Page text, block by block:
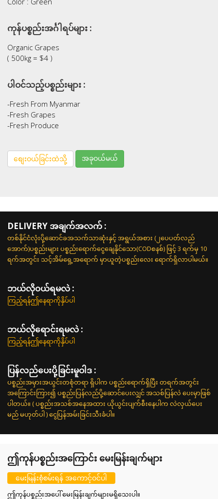
ကုန်ပစ္စည်းအင်္ဂါရပ်များ :
Organic Grapes
( 500kg = $4 )
ပါဝင်သည့်ပစ္စည်းများ :
-Fresh From Myanmar
-Fresh Grapes
-Fresh Produce
စျေးဝယ်ခြင်းထဲသို့ အခုဝယ်မယ်
DELIVERY အချက်အလက် :
တစ်နိုင်ငံလုံးပို့ဆောင်ခအသက်သာဆုံးနှင့် အရွယ်အစား (၂ပေပတ်လည်
အောက်)ပစ္စည်းများ ပစ္စည်းရောက်ငွေချေနိုင်သော(CODစနစ်) ဖြင့် 3 ရက်မှ 10
ရက်အတွင်း သင့်အိမ်ရှေ့အရောက် မှာယူတဲ့ပစ္စည်းလေး ရောက်ရှိလာပါမယ်။
ဘယ်လို၀ယ်ရမလဲ :
ကြည့်ရန်ဤနေရာကိုနှိပ်ပါ
ဘယ်လိုရောင်းရမလဲ :
ကြည့်ရန်ဤနေရာကိုနှိပ်ပါ
ပြန်လည်ပေးပို့ခြင်းမူဝါဒ :
ပစ္စည်းအမှားအယွင်းတစုံတရာ ရှိပါက ပစ္စည်းရောက်ရှိပြီး တရက်အတွင်း
အကြောင်းကြား၍ ပစ္စည်းပြန်လည်ပို့ဆောင်ပေးလျှင် အသစ်ပြန်လဲ ပေးမှာဖြစ်
ပါတယ်။ ( ပစ္စည်းအသစ်အနေအထား ယိုယွင်းပျက်စီးနေပါက လဲလှယ်ပေး
မည် မဟုတ်ပါ ) ငွေပြန်အမ်းခြင်းသီးခံပါ။
ဤကုန်ပစ္စည်းအကြောင်း မေးမြန်းချက်များ
မေးမြန်းစုံစမ်းရန် အကောင့်ဝင်ပါ
ဤကုန်ပစ္စည်းအပေါ် မေးမြန်းချက်များမရှိသေးပါ။